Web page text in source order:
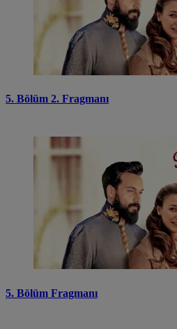
5. Bölüm 2. Fragmanı
5. Bölüm Fragmanı